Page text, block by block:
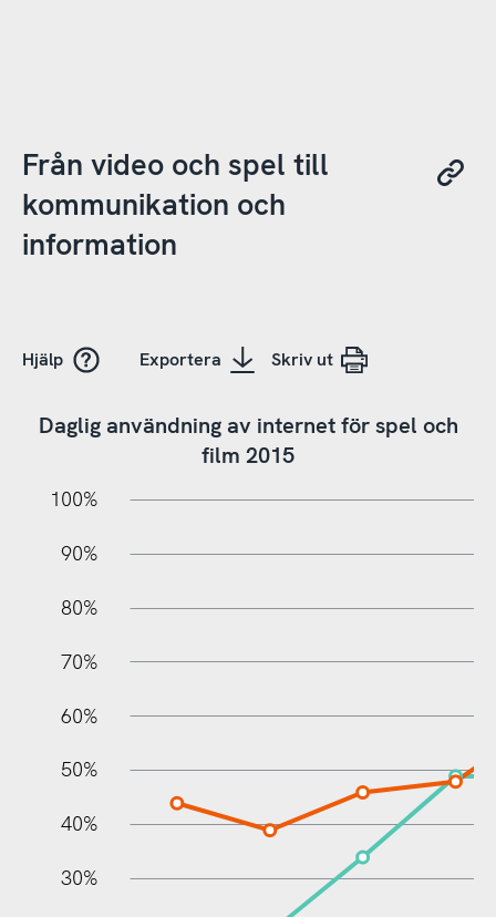
Från video och spel till
kommunikation och
information
Hjälp Exportera Skriv ut
Daglig användning av internet för spel och
film 2015
10%
100%
90%
80%
70%
60%
50%
40%
30%